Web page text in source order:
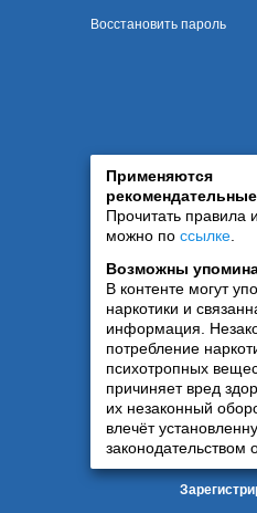
Восстановить пароль
Применяются
Прочитать правила
можно по ссылке
Возможны
В контенте могут
наркотики и
информация.
потребление
психотропных
причиняет вред
их незаконный
влечёт
законодательством